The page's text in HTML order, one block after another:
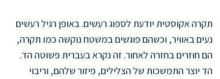
תקרה אקוסטית יודעת לספוג רעשים. באופן רגיל רעשים
נעים באוויר, וכשהם פוגשים במשטח נוקשה כמו תקרה,
הם חוזרים בחזרה לאחור. זה נקרא בעברית פשוטה הד.
הד יוצר התמשכות של הצלילים, פיזור שלהם, וריבוי